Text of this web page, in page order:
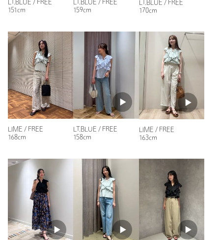
LT.BLUE / FREE
151cm
LT.BLUE / FREE
159cm
LT.BLUE / FREE
170cm
LIME / FREE
168cm
LT.BLUE / FREE
158cm
LIME / FREE
163cm